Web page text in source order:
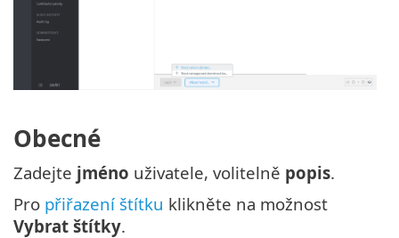
Obecné
Zadejte jméno uživatele, volitelně popis.
Pro přiřazení štítku klikněte na možnost
Vybrat štítky.